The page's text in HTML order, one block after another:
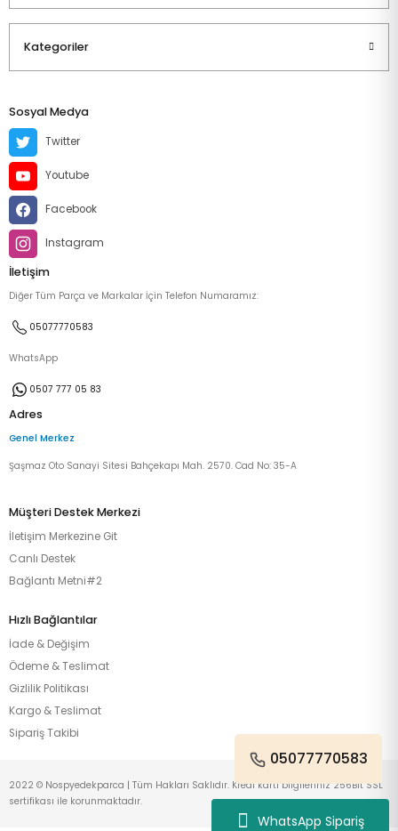
WhatsApp Sipariş
Kategoriler
Sosyal Medya
Twitter
Youtube
Facebook
Instagram
İletişim
Diğer Tüm Parça ve Markalar İçin Telefon Numaramız:
05077770583
WhatsApp
0507 777 05 83
Adres
Genel Merkez
Şaşmaz Oto Sanayi Sitesi Bahçekapı Mah. 2570. Cad No: 35-A
Müşteri Destek Merkezi
İletişim Merkezine Git
Canlı Destek
Bağlantı Metni#2
Hızlı Bağlantılar
İade & Değişim
Ödeme & Teslimat
Gizlilik Politikası
Kargo & Teslimat
Sipariş Takibi
05077770583
2022 © Nospyedekparca | Tüm Hakları Saklıdır. Kredi kartı bilgileriniz 256Bit SSL
sertifikası ile korunmaktadır.